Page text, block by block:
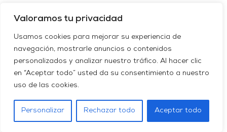
Valoramos tu privacidad
Usamos cookies para mejorar su experiencia de
navegación, mostrarle anuncios o contenidos
personalizados y analizar nuestro tráfico. Al hacer clic
en “Aceptar todo” usted da su consentimiento a nuestro
uso de las cookies.
Personalizar Rechazar todo Aceptar todo